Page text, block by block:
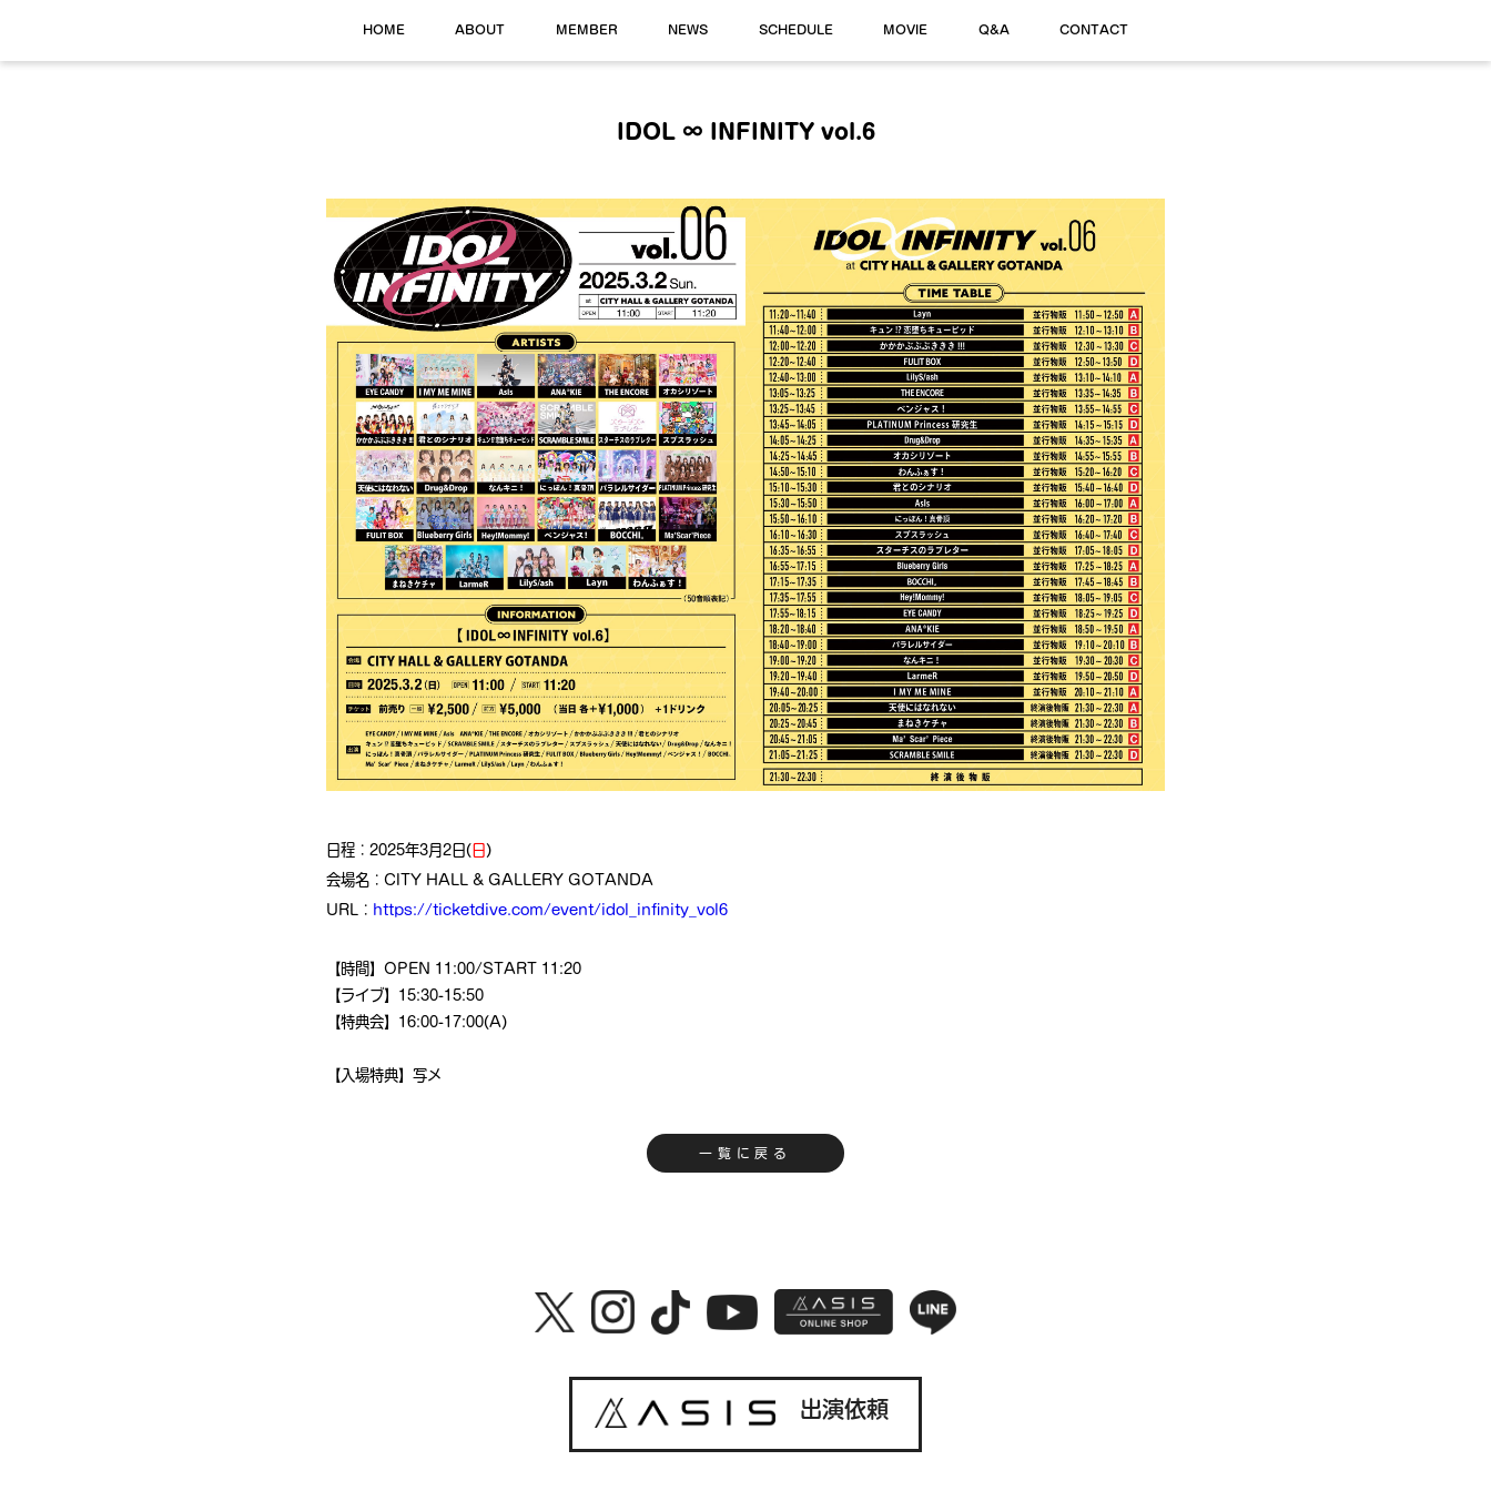
HOME ABOUT MEMBER NEWS SCHEDULE MOVIE Q&A CONTACT
IDOL ∞ INFINITY vol.6
日程：2025年3月2日( 日 )
会場名：CITY HALL & GALLERY GOTANDA
URL： https://ticketdive.com/event/idol_infinity_vol6
【時間】OPEN 11:00/START 11:20
【ライブ】15:30-15:50
【特典会】16:00-17:00(A)
【入場特典】写メ
一覧に戻る
出演依頼